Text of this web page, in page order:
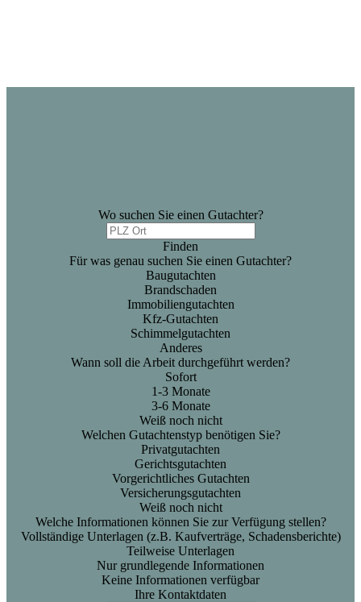
Wo suchen Sie einen Gutachter?
Finden
Für was genau suchen Sie einen Gutachter?
Baugutachten
Brandschaden
Immobiliengutachten
Kfz-Gutachten
Schimmelgutachten
Anderes
Wann soll die Arbeit durchgeführt werden?
Sofort
1-3 Monate
3-6 Monate
Weiß noch nicht
Welchen Gutachtenstyp benötigen Sie?
Privatgutachten
Gerichtsgutachten
Vorgerichtliches Gutachten
Versicherungsgutachten
Weiß noch nicht
Welche Informationen können Sie zur Verfügung stellen?
Vollständige Unterlagen (z.B. Kaufverträge, Schadensberichte)
Teilweise Unterlagen
Nur grundlegende Informationen
Keine Informationen verfügbar
Ihre Kontaktdaten